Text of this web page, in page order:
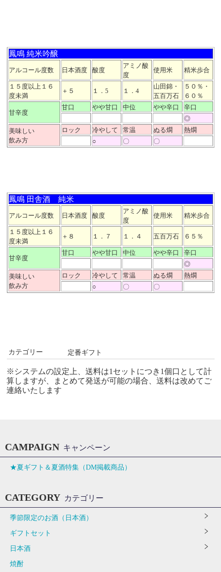
鳳鳴 純米吟醸
アルコール度数 日本酒度 酸度
アミノ酸
度
使用米 精米歩合
１５度以上１６
度未満
＋５ １．5 １．4
山田錦・
五百万石
５０％・
６０％
甘辛度
甘口 やや甘口 中位 やや辛口
辛口
◎
美味しい
飲み方
ロック 冷やして 常温 ぬる燗
熱燗
○
〇 〇
鳳鳴 田舎酒 純米
アルコール度数 日本酒度 酸度
アミノ酸
度
使用米 精米歩合
１５度以上１６
度未満
＋８ １．７ １．４ 五百万石 ６５％
甘辛度
甘口 やや甘口 中位 やや辛口
辛口
◎
美味しい
飲み方
ロック 冷やして 常温 ぬる燗
熱燗
○
〇 〇
カテゴリー 定番ギフト
※システムの設定上、送料は1セットにつき1個口として計
算しますが、まとめて発送が可能の場合、送料は改めてご
連絡いたします
CAMPAIGN キャンペーン
★夏ギフト＆夏酒特集（DM掲載商品）
CATEGORY カテゴリー
季節限定のお酒（日本酒）
ギフトセット
日本酒
焼酎